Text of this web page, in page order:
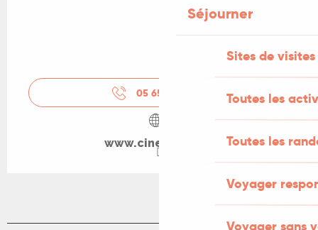
Séjourner
Sites de visites
Toutes les
Toutes les
Voyager
Voyager sans
05 65 11 44
www.cine-lot.com